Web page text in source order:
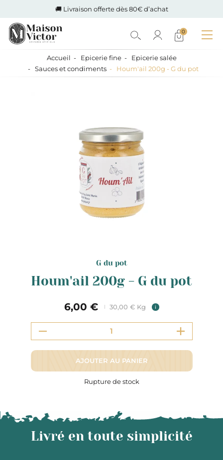
🚚 Livraison offerte dès 80€ d’achat
0
Accueil Epicerie fine
Epicerie salée
Sauces et condiments
Houm'ail 200g - G du pot
G du pot
Houm'ail 200g - G du pot
6,00 € 30,00 € Kg i
AJOUTER AU PANIER
Rupture de stock
Livré en toute simplicité